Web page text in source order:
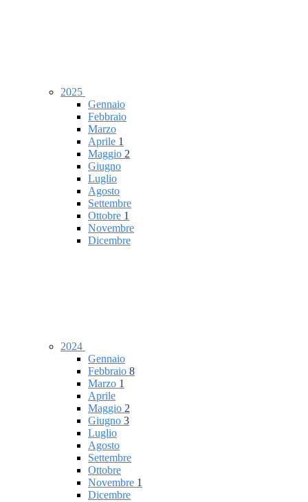
2025
Gennaio
Febbraio
Marzo
Aprile 1
Maggio 2
Giugno
Luglio
Agosto
Settembre
Ottobre 1
Novembre
Dicembre
2024
Gennaio
Febbraio 8
Marzo 1
Aprile
Maggio 2
Giugno 3
Luglio
Agosto
Settembre
Ottobre
Novembre 1
Dicembre